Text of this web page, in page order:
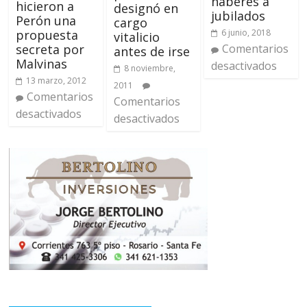
hicieron a
Perón una
propuesta
secreta por
Malvinas
13 marzo, 2012
Comentarios
desactivados
designó en
cargo
vitalicio
antes de irse
8 noviembre,
2011
Comentarios
desactivados
jubilados
6 junio, 2018
Comentarios
desactivados